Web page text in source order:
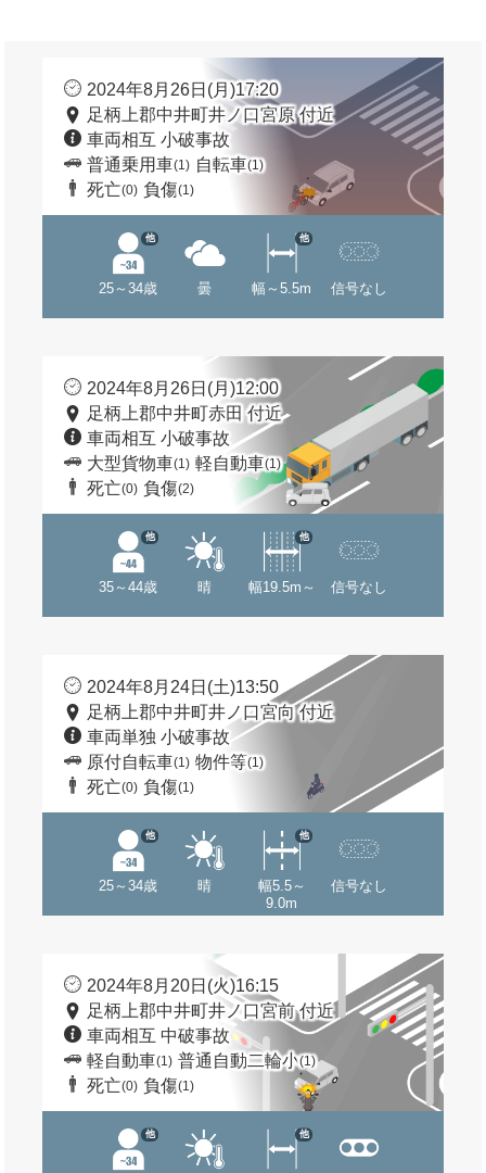
2024年8月26日(月)17:20
足柄上郡中井町井ノ口宮原 付近
車両相互 小破事故
普通乗用車(1) 自転車(1)
死亡(0) 負傷(1)
25～34歳
他
曇 幅～5.5m
他
信号なし
2024年8月26日(月)12:00
足柄上郡中井町赤田 付近
車両相互 小破事故
大型貨物車(1) 軽自動車(1)
死亡(0) 負傷(2)
35～44歳
他
晴 幅19.5m～
他
信号なし
2024年8月24日(土)13:50
足柄上郡中井町井ノ口宮向 付近
車両単独 小破事故
原付自転車(1) 物件等(1)
死亡(0) 負傷(1)
25～34歳
他
晴
幅5.5～
9.0m
他
信号なし
2024年8月20日(火)16:15
足柄上郡中井町井ノ口宮前 付近
車両相互 中破事故
軽自動車(1) 普通自動二輪小(1)
死亡(0) 負傷(1)
他 他